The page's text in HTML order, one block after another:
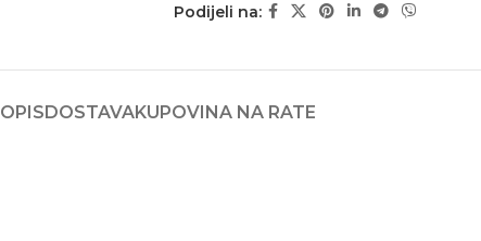
Podijeli na:
OPISDOSTAVAKUPOVINA NA RATE